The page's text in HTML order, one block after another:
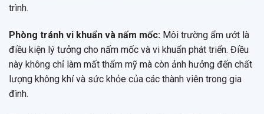
trình.
Phòng tránh vi khuẩn và nấm mốc: Môi trường ẩm ướt là
điều kiện lý tưởng cho nấm mốc và vi khuẩn phát triển. Điều
này không chỉ làm mất thẩm mỹ mà còn ảnh hưởng đến chất
lượng không khí và sức khỏe của các thành viên trong gia
đình.